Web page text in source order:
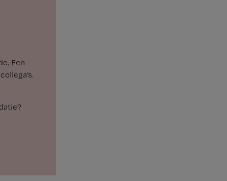
Een